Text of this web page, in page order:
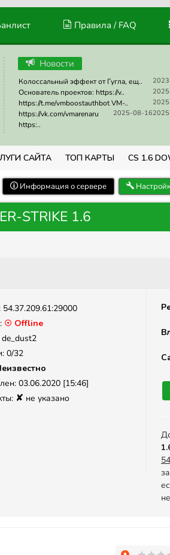
Правила / FAQ
Новости
Колоссальный эффект от Гугла, ещ..
Основатель проектов: https://v..
https://t.me/vmboostauthbot VM-..
2025-08-16
https://vk.com/vmarenaru
https:..
САЙТА ТОП КАРТЫ CS 1.6
Информация о сервере
STRIKE 1.6
54.37.209.61:29000
☉ Offline
de_dust2
0/32
03.06.2020 [15:46]
✘ не указано